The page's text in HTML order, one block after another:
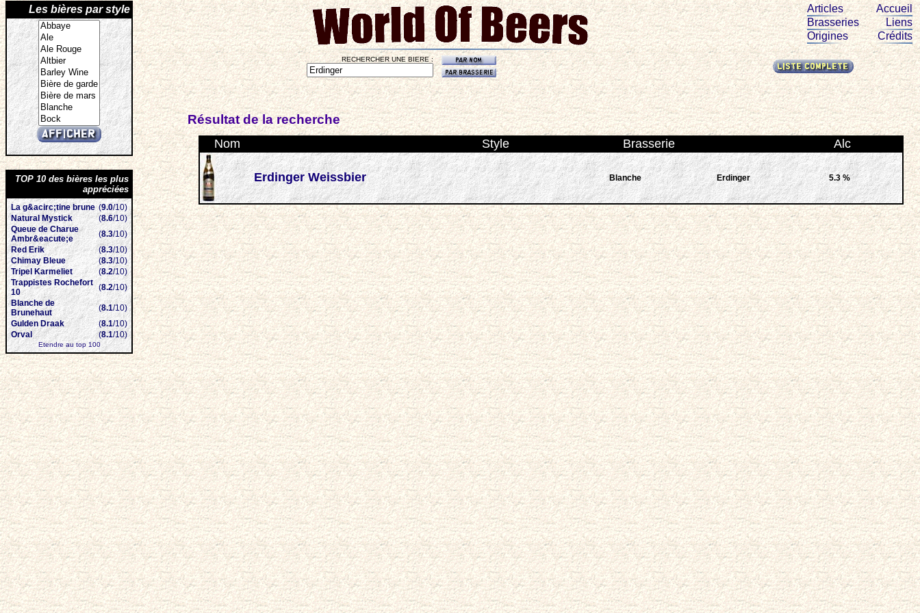
Les bières par style
TOP 10 des bières les plus
appréciées
La g&acirc;tine brune (9.0/10)
Natural Mystick
(8.6/10)
Queue de Charue
Ambr&eacute;e
(8.3/10)
Red Erik
(8.3/10)
Chimay Bleue
(8.3/10)
Tripel Karmeliet
(8.2/10)
Trappistes Rochefort
10
(8.2/10)
Blanche de
Brunehaut
(8.1/10)
Gulden Draak
(8.1/10)
Orval
(8.1/10)
Etendre au top 100
Articles
Brasseries
Origines
Accueil
Liens
Crédits
RECHERCHER UNE BIERE :
Résultat de la recherche
Nom Style Brasserie Alc
Erdinger Weissbier Blanche Erdinger 5.3 %